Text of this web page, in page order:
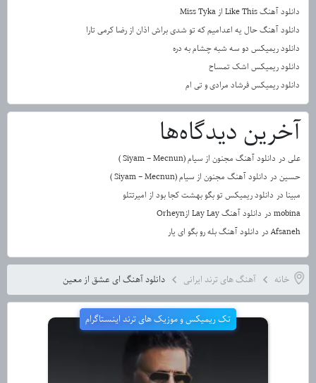
دانلود آهنگ Like This از Miss Tyka
دانلود آهنگ حال یه اعدامیم که تو شدی براش اذان از رضا کرمی تارا
دانلود ریمیکس دو سه شبه چشام به دره
دانلود ریمیکس اشک تمساح
دانلود ریمیکس فرشاد مرادی و تی ام
آخرین دیدگاه‌ها
علی در دانلود آهنگ مجنون از سیام (Siyam – Mecnun )
حسین در دانلود آهنگ مجنون از سیام (Siyam – Mecnun )
مبینا در دانلود ریمیکس تو بگو بهشت کجا بود از امیرتتلو
mobina در دانلود آهنگ Lay Lay ازOrheyn
Afsaneh در دانلود آهنگ بله رو بگو ای یار
خانه آهنگ های ترند ایرانی دانلود آهنگ ای عشق از معین
تک ریمیکس و موزیک های ترند اینستاگرام